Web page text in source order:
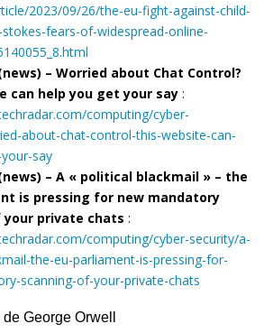
2023/09/26/the-eu-fight-against-child-
fears-of-widespread-online-
– Worried about Chat Control?
can help you get your say :
computing/cyber-
about-chat-control-this-website-can-
say
– A « political blackmail » – the
is pressing for new mandatory
your private chats :
computing/cyber-security/a-
the-eu-parliament-is-pressing-for-
scanning-of-your-private-chats
de George Orwell